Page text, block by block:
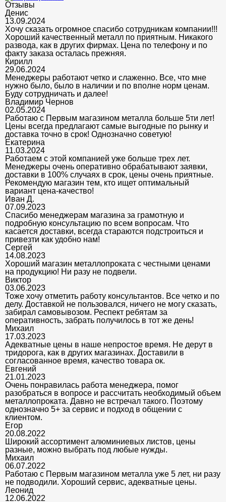
Отзывы
Денис
13.09.2024
Хочу сказать огромное спасибо сотрудникам компании!!!
Хороший качественный металл по приятным. Никакого
развода, как в других фирмах. Цена по телефону и по
факту заказа осталась прежняя.
Кирилл
29.06.2024
Менеджеры работают четко и слаженно. Все, что мне
нужно было, было в наличии и по вполне норм ценам.
Буду сотрудничать и далее!
Владимир Чернов
02.05.2024
Работаю с Первым магазином металла больше 5ти лет!
Цены всегда предлагают самые выгодные по рынку и
доставка точно в срок! Однозначно советую!
Екатерина
11.03.2024
Работаем с этой компанией уже больше трех лет.
Менеджеры очень оперативно обрабатывают заявки,
доставки в 100% случаях в срок, цены очень приятные.
Рекомендую магазин тем, кто ищет оптимальный
вариант цена-качество!
Иван Д.
07.09.2023
Спасибо менеджерам магазина за грамотную и
подробную консультацию по всем вопросам. Что
касается доставки, всегда стараются подстроиться и
привезти как удобно нам!
Сергей
14.08.2023
Хороший магазин металлопроката с честными ценами
на продукцию! Ни разу не подвели.
Виктор
03.06.2023
Тоже хочу отметить работу консультантов. Все четко и по
делу. Доставкой не пользовался, ничего не могу сказать,
забирал самовывозом. Респект ребятам за
оперативность, забрать получилось в тот же день!
Михаил
17.03.2023
Адекватные цены в наше непростое время. Не дерут в
тридорога, как в других магазинах. Доставили в
согласованное время, качество товара ок.
Евгений
21.01.2023
Очень понравилась работа менеджера, помог
разобраться в вопросе и рассчитать необходимый объем
металлопроката. Давно не встречал такого. Поэтому
однозначно 5+ за сервис и подход в общении с
клиентом.
Егор
20.08.2022
Широкий ассортимент алюминиевых листов, цены
разные, можно выбрать под любые нужды.
Михаил
06.07.2022
Работаю с Первым магазином металла уже 5 лет, ни разу
не подводили. Хороший сервис, адекватные цены.
Леонид
12.06.2022